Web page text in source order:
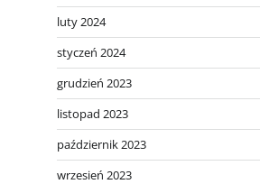
luty 2024
styczeń 2024
grudzień 2023
listopad 2023
październik 2023
wrzesień 2023